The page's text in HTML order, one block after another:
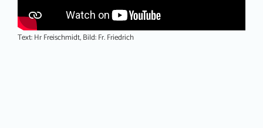
Text: Hr Freischmidt, Bild: Fr. Friedrich